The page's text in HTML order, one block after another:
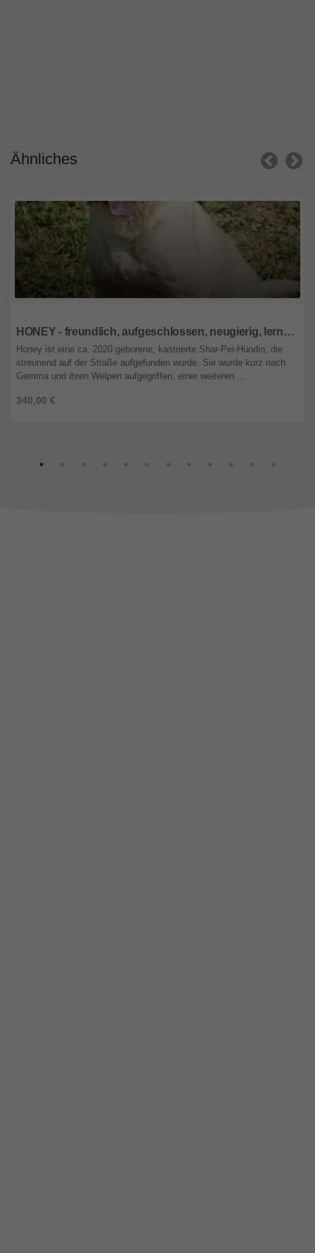
Ähnliches
HONEY - freundlich, aufgeschlossen, neugierig, lernwillig, menschenbezogen, verschmust, ausgeglichen, bewegungsfreudig
340,00 €
Honey ist eine ca. 2020 geborene, kastrierte Shar-Pei-Hündin, die
streunend auf der Straße aufgefunden wurde. Sie wurde kurz nach
Gemma und ihren Welpen aufgegriffen, einer weiteren ...